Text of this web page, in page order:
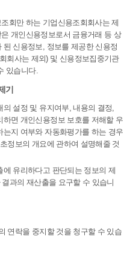
회만 하는 기업신용조회회사는 제
개인신용정보로서 금융거래 등 상
신용정보, 정보를 제공한 신용정
회사는 제외) 및 신용정보집중기관
있습니다.
기
설정 및 유지여부, 내용의 결정,
면 개인신용정보 보호를 저해할 우
지 여부와 자동화평가를 하는 경우
정보의 개요에 관하여 설명해줄 것
유리하다고 판단되는 정보의 제
과의 재산출을 요구할 수 있습니
연락을 중지할 것을 청구할 수 있습